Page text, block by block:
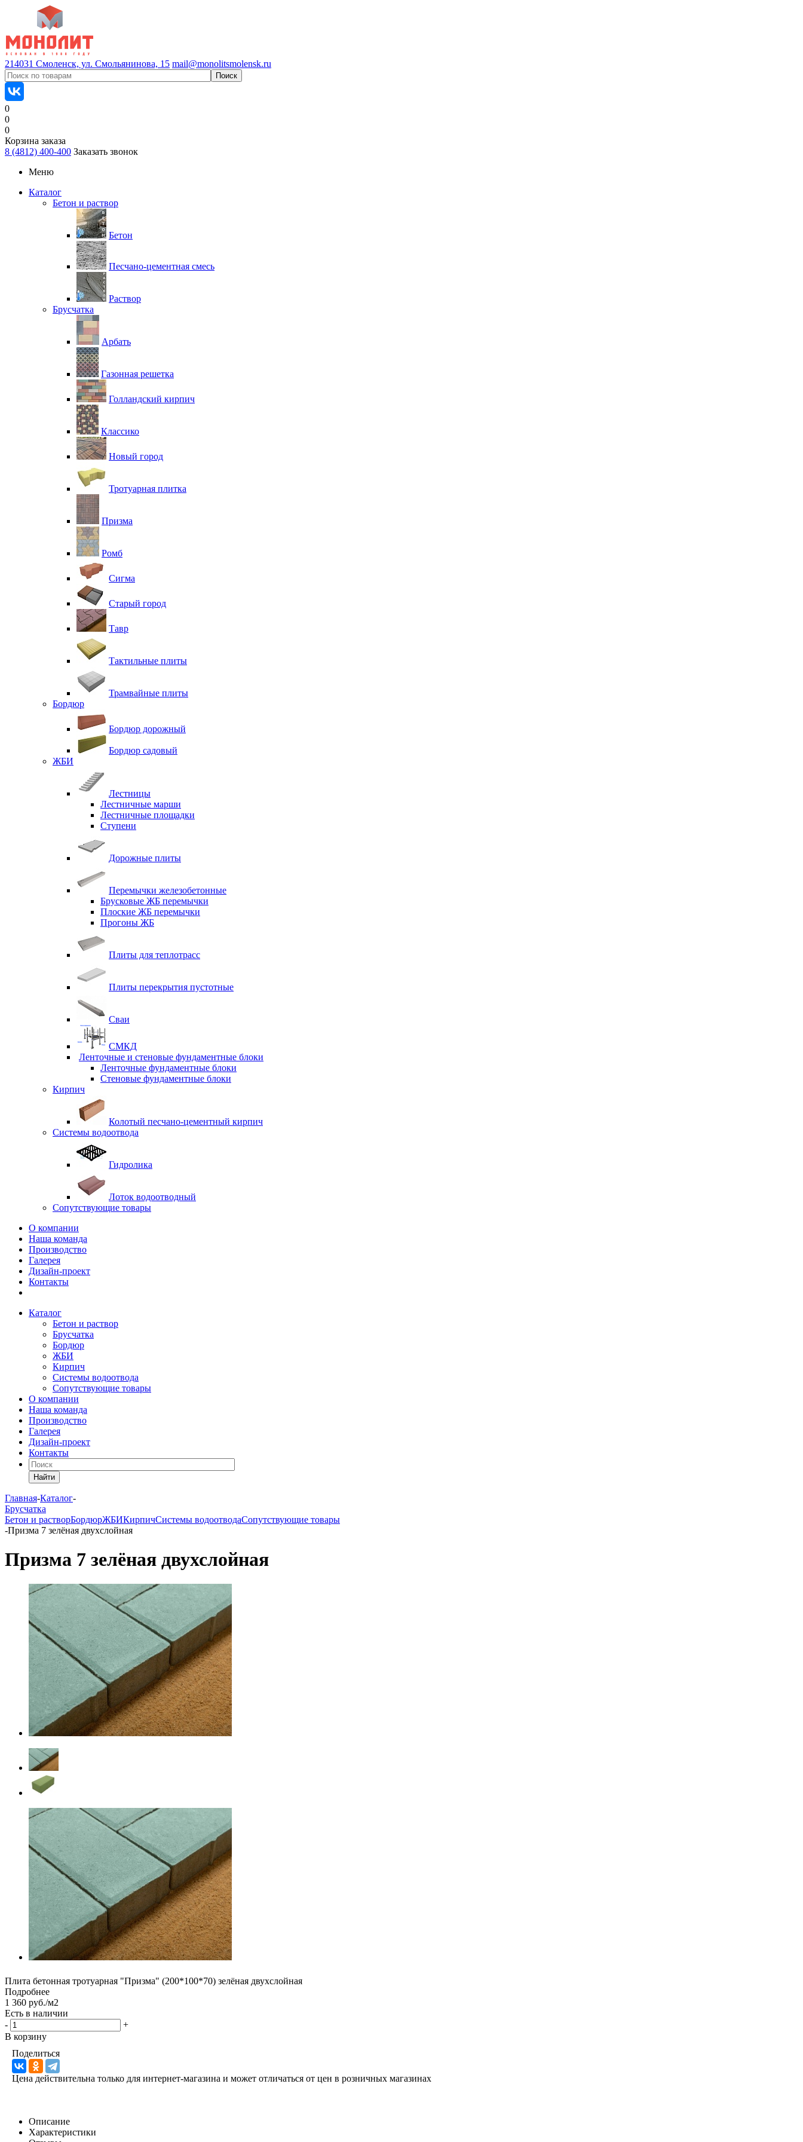
214031 Смоленск, ул. Смольянинова, 15 mail@monolitsmolensk.ru
0
0
0
Корзина заказа
8 (4812) 400-400 Заказать звонок
Меню
Каталог
Бетон и раствор
Бетон
Песчано-цементная смесь
Раствор
Брусчатка
Арбать
Газонная решетка
Голландский кирпич
Классико
Новый город
Тротуарная плитка
Призма
Ромб
Сигма
Старый город
Тавр
Тактильные плиты
Трамвайные плиты
Бордюр
Бордюр дорожный
Бордюр садовый
ЖБИ
Лестницы
Лестничные марши
Лестничные площадки
Ступени
Дорожные плиты
Перемычки железобетонные
Брусковые ЖБ перемычки
Плоские ЖБ перемычки
Прогоны ЖБ
Плиты для теплотрасс
Плиты перекрытия пустотные
Сваи
СМКД
Ленточные и стеновые фундаментные блоки
Ленточные фундаментные блоки
Стеновые фундаментные блоки
Кирпич
Колотый песчано-цементный кирпич
Системы водоотвода
Гидролика
Лоток водоотводный
Сопутствующие товары
О компании
Наша команда
Производство
Галерея
Дизайн-проект
Контакты
Каталог
Бетон и раствор
Брусчатка
Бордюр
ЖБИ
Кирпич
Системы водоотвода
Сопутствующие товары
О компании
Наша команда
Производство
Галерея
Дизайн-проект
Контакты
Найти
Главная-Каталог-
Брусчатка
Бетон и растворБордюрЖБИКирпичСистемы водоотводаСопутствующие товары
-Призма 7 зелёная двухслойная
Призма 7 зелёная двухслойная
Плита бетонная тротуарная "Призма" (200*100*70) зелёная двухслойная
Подробнее
1 360 руб./м2
Есть в наличии
-
+
В корзину
Поделиться
Цена действительна только для интернет-магазина и может отличаться от цен в розничных магазинах
Описание
Характеристики